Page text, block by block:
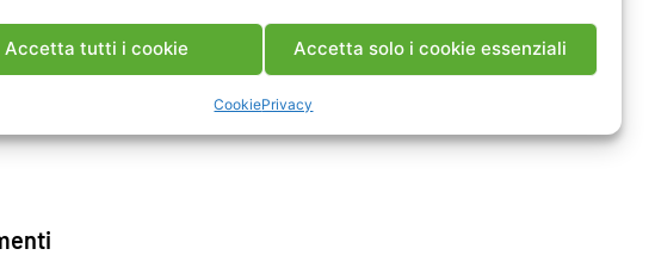
Accetta tutti i cookie Accetta solo i cookie essenziali
CookiePrivacy